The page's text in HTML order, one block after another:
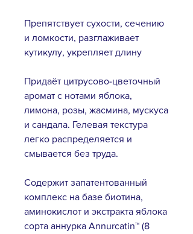
Препятствует сухости, сечению
и ломкости, разглаживает
кутикулу, укрепляет длину
Придаёт цитрусово-цветочный
аромат с нотами яблока,
лимона, розы, жасмина, мускуса
и сандала. Гелевая текстура
легко распределяется и
смывается без труда.
Содержит запатентованный
комплекс на базе биотина,
аминокислот и экстракта яблока
сорта аннурка Annurcatin™ (8